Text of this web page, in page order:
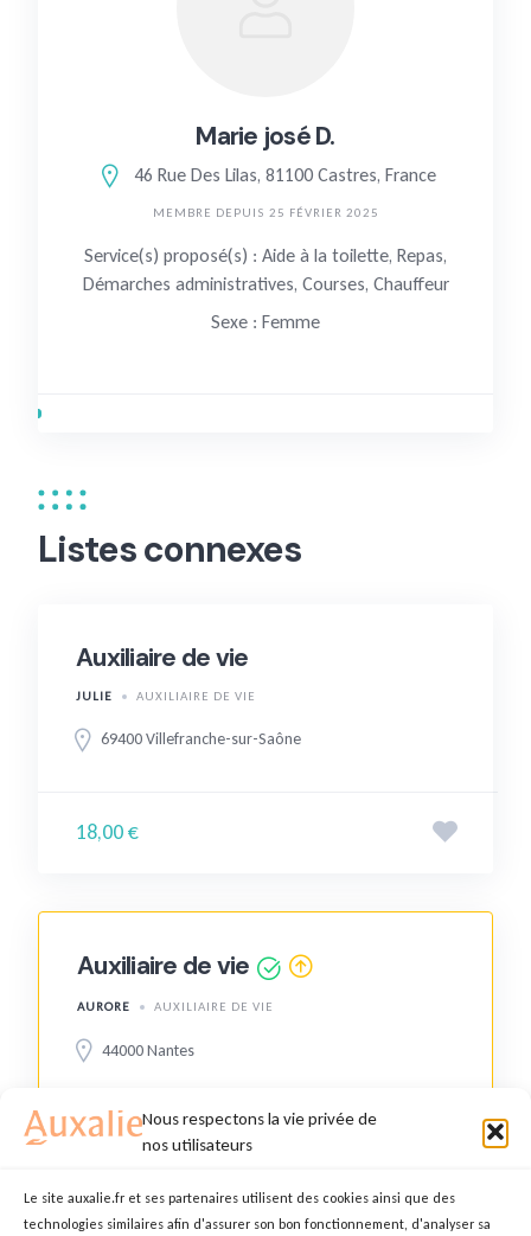
Nous respectons la vie privée de
nos utilisateurs
Le site auxalie.fr et ses partenaires utilisent des cookies ainsi que des
technologies similaires afin d'assurer son bon fonctionnement, d'analyser sa
Marie josé D.
46 Rue Des Lilas, 81100 Castres, France
MEMBRE DEPUIS 25 FÉVRIER 2025
Service(s) proposé(s) : Aide à la toilette, Repas,
Démarches administratives, Courses, Chauffeur
Sexe : Femme
Listes connexes
Auxiliaire de vie
JULIE AUXILIAIRE DE VIE
69400 Villefranche-sur-Saône
18,00 €
Auxiliaire de vie
AURORE AUXILIAIRE DE VIE
44000 Nantes
15,00 €